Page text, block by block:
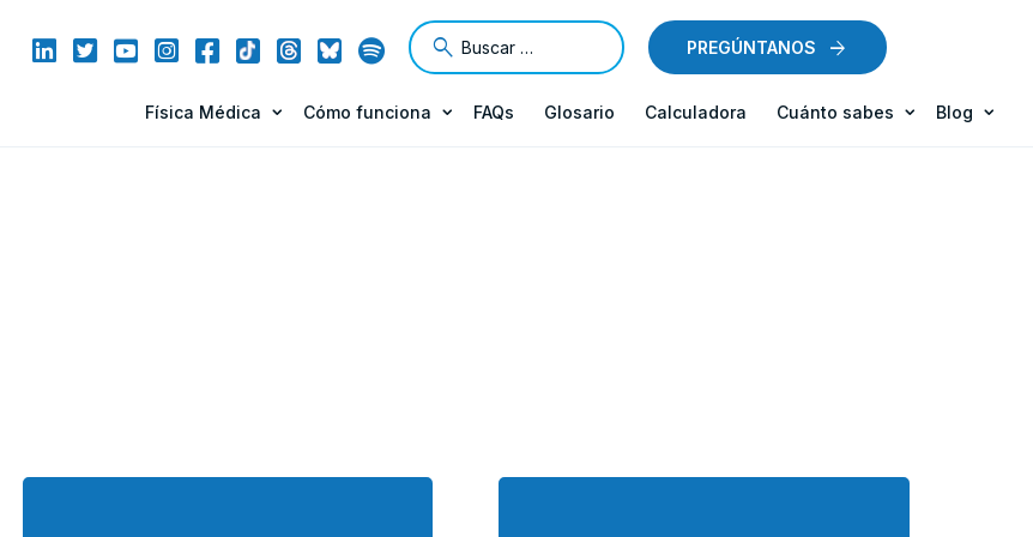
PREGÚNTANOS
Física Médica Cómo funciona FAQs Glosario Calculadora Cuánto sabes Blog